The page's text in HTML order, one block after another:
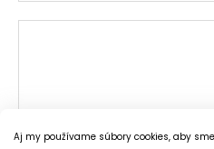
Aj my používame súbory cookies, aby